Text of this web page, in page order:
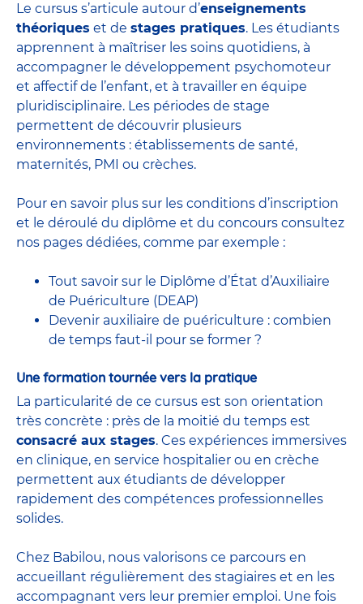
Le cursus s’articule autour d’enseignements
théoriques et de stages pratiques. Les étudiants
apprennent à maîtriser les soins quotidiens, à
accompagner le développement psychomoteur
et affectif de l’enfant, et à travailler en équipe
pluridisciplinaire. Les périodes de stage
permettent de découvrir plusieurs
environnements : établissements de santé,
maternités, PMI ou crèches.
Pour en savoir plus sur les conditions d’inscription
et le déroulé du diplôme et du concours consultez
nos pages dédiées, comme par exemple :
Tout savoir sur le Diplôme d’État d’Auxiliaire
de Puériculture (DEAP)
Devenir auxiliaire de puériculture : combien
de temps faut-il pour se former ?
Une formation tournée vers la pratique
La particularité de ce cursus est son orientation
très concrète : près de la moitié du temps est
consacré aux stages. Ces expériences immersives
en clinique, en service hospitalier ou en crèche
permettent aux étudiants de développer
rapidement des compétences professionnelles
solides.
Chez Babilou, nous valorisons ce parcours en
accueillant régulièrement des stagiaires et en les
accompagnant vers leur premier emploi. Une fois